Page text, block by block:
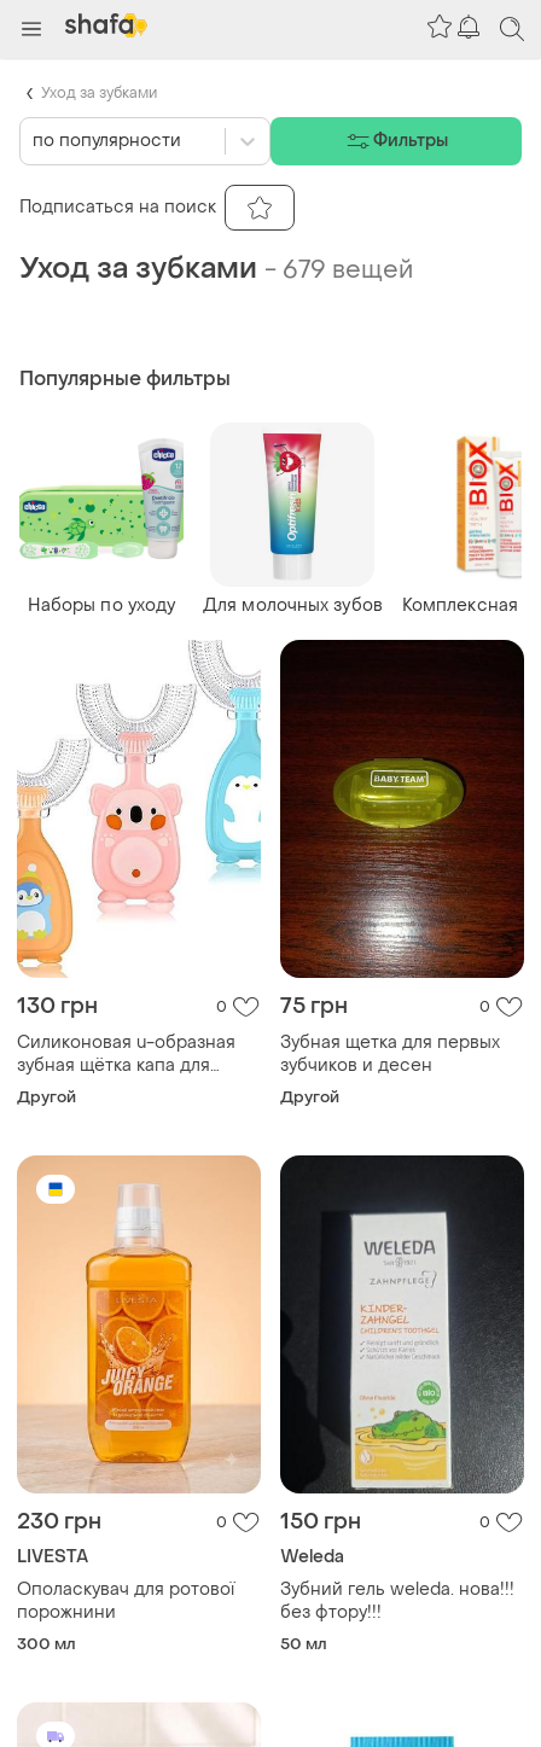
Уход за зубками - 679 вещей
130 грн 0
Силиконовая u-образная
зубная щётка капа для
детей 2-6 лет
Другой
75 грн 0
Зубная щетка для первых
зубчиков и десен
Другой
230 грн 0
LIVESTA
Ополаскувач для ротової
порожнини
300 мл
150 грн 0
Weleda
Зубний гель weleda. нова!!!
без фтору!!!
50 мл
Популярные фильтры
Наборы по уходу Для молочных зубов Комплексная
по популярности Фильтры
Подписаться на поиск
Уход за зубками